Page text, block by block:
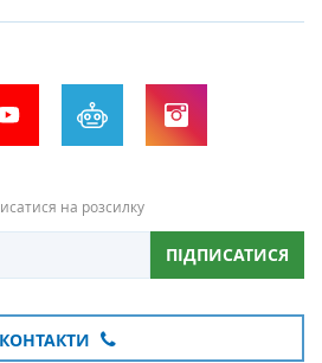
на розсилку
ПІДПИСАТИСЯ
КОНТАКТИ